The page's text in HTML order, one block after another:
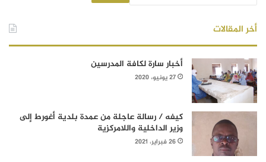
أخر المقالات
أخبار سارة لكافة المدرسين
27 يونيو، 2020
كيفه / رسالة عاجلة من عمدة بلدية أغورط إلى
وزير الداخلية واللامركزية
26 فبراير، 2021